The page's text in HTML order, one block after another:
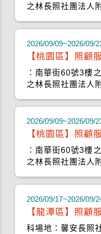
之林長照社團法人
2026/09/09~2026/09/
【桃園區】照顧
：南華街60號3樓
之林長照社團法人
2026/09/09~2026/09/
【桃園區】照顧
：南華街60號3樓
之林長照社團法人
2026/09/17~2026/09/
【龍潭區】照顧
科場地：馨安長照